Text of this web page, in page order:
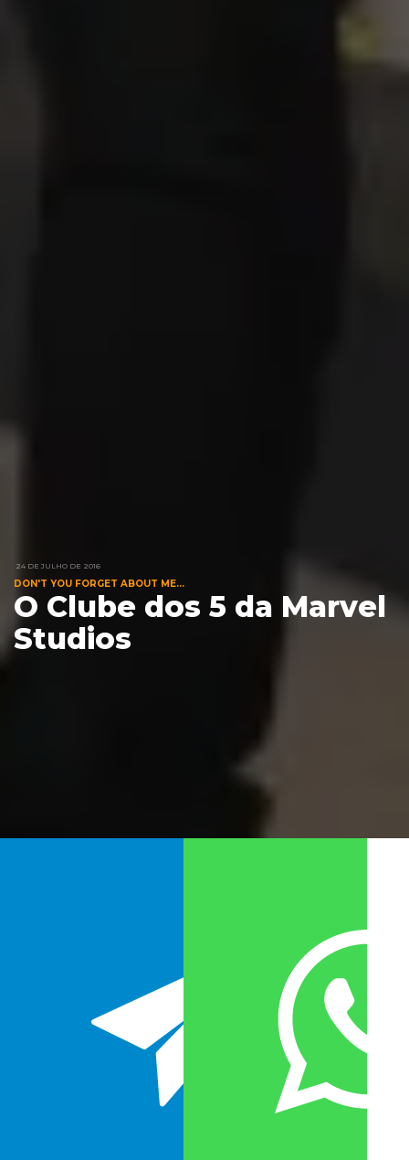
24 DE JULHO DE 2016
DON'T YOU FORGET ABOUT ME...
O Clube dos 5 da Marvel
Studios